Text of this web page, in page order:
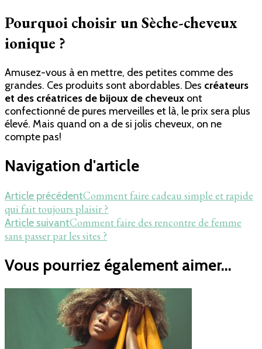
Pourquoi choisir un Sèche-cheveux
ionique ?
Amusez-vous à en mettre, des petites comme des
grandes. Ces produits sont abordables. Des créateurs
et des créatrices de bijoux de cheveux ont
confectionné de pures merveilles et là, le prix sera plus
élevé. Mais quand on a de si jolis cheveux, on ne
compte pas!
Navigation d'article
Article précédentComment faire cadeau simple et rapide
qui fait toujours plaisir ?
Article suivantComment faire des rencontre de femme
sans passer par les sites ?
Vous pourriez également aimer...